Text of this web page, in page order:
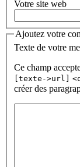
Votre site web
Ajoutez votre
Texte de votre
Ce champ
[texte->url]
créer des